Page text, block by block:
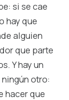
si se cae
hay que
alguien
que parte
Y hay un
ningún otro:
hacer que